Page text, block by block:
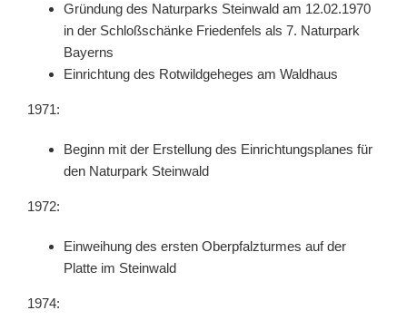
Gründung des Naturparks Steinwald am 12.02.1970
in der Schloßschänke Friedenfels als 7. Naturpark
Bayerns
Einrichtung des Rotwildgeheges am Waldhaus
1971:
Beginn mit der Erstellung des Einrichtungsplanes für
den Naturpark Steinwald
1972:
Einweihung des ersten Oberpfalzturmes auf der
Platte im Steinwald
1974: